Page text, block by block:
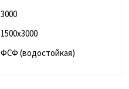
3000
1500х3000
ФСФ (водостойкая)